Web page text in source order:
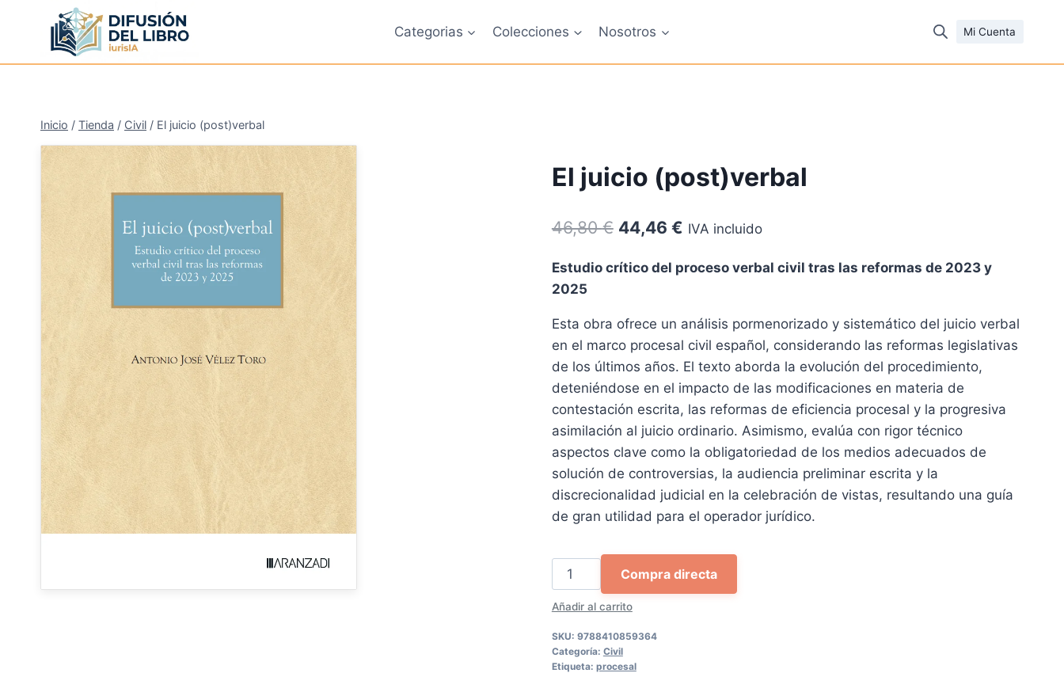
contenido
Categorias Colecciones Nosotros Mi Cuenta
Inicio / Tienda / Civil / El juicio (post)verbal
El juicio (post)verbal
46,80€ El
original
46,80 €.
44,46 €El
actual
44,46 €.
IVA incluido
Estudio crítico del proceso verbal civil tras las reformas de 2023 y
2025
Esta obra ofrece un análisis pormenorizado y sistemático del juicio verbal
en el marco procesal civil español, considerando las reformas legislativas
de los últimos años. El texto aborda la evolución del procedimiento,
deteniéndose en el impacto de las modificaciones en materia de
contestación escrita, las reformas de eficiencia procesal y la progresiva
asimilación al juicio ordinario. Asimismo, evalúa con rigor técnico
aspectos clave como la obligatoriedad de los medios adecuados de
solución de controversias, la audiencia preliminar escrita y la
discrecionalidad judicial en la celebración de vistas, resultando una guía
de gran utilidad para el operador jurídico.
juicio
(post)verbal
cantidad
Añadir al carrito
Compra directa
SKU: 9788410859364
Categoría: Civil
Etiqueta: procesal